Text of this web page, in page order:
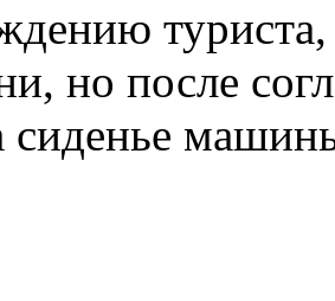
но после
сиденье